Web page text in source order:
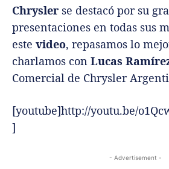
Chrysler se destacó por su
presentaciones en todas sus
este video, repasamos lo
charlamos con Lucas
Comercial de Chrysler
[youtube]http://youtu.be/
]
- Advertisement -